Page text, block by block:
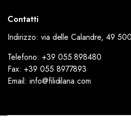
Contatti
Indirizzo: via delle Calandre, 49
Telefono: +39 055 898480
Fax: +39 055 8977893
Email: info@filidilana.com